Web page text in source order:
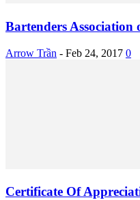
Bartenders Association
Arrow Trần - Feb 24, 2017 0
Certificate Of